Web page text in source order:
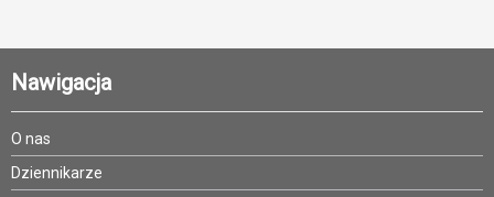
Nawigacja
O nas
Dziennikarze